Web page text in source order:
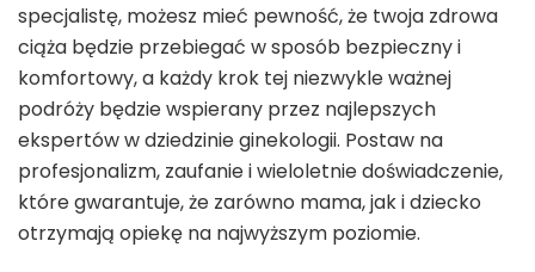
specjalistę, możesz mieć pewność, że twoja zdrowa
ciąża będzie przebiegać w sposób bezpieczny i
komfortowy, a każdy krok tej niezwykle ważnej
podróży będzie wspierany przez najlepszych
ekspertów w dziedzinie ginekologii. Postaw na
profesjonalizm, zaufanie i wieloletnie doświadczenie,
które gwarantuje, że zarówno mama, jak i dziecko
otrzymają opiekę na najwyższym poziomie.